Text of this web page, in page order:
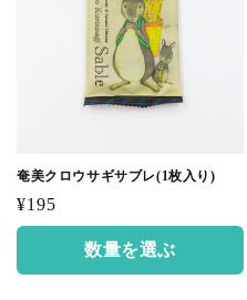
奄美クロウサギサブレ(1枚入り)
通
常
格
¥195
数量を選ぶ